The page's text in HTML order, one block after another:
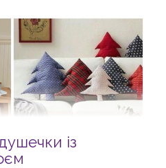
із